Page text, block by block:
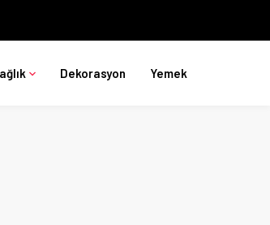
Dekorasyon Yemek